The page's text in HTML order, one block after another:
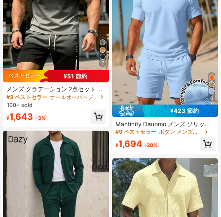
7
¥51 節約
メンズ グラデーション 2点セット ト
ップス&ショーツ、プリント「PARI
S」クルーネック 半袖Tシャツ、ドロ
ツ、カジュアルファッションアウト
フィット、夏のアウトドアウェアに
適しています、100%ポリエステル、
軽量素材、ストリートウェア
#3 ベストセラー
オールオーバープリント メンズTシャツコーデ
100+ sold
¥1,643 -3%
8
¥423 節約
Manfinity Dauomo メンズ ソリッド
カラー 半袖 ポロシャツとドロースト
トフィット
#9 ベストセラー ボタン メンズポロシャツ
¥1,694 -20%